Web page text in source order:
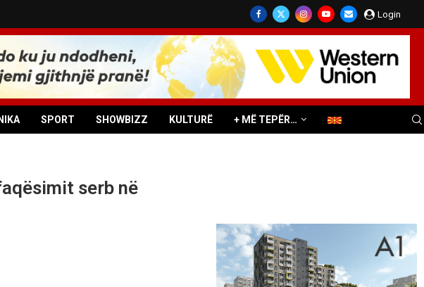
Login
SPORT SHOWBIZZ KULTURË + MË TEPËR…
serb në